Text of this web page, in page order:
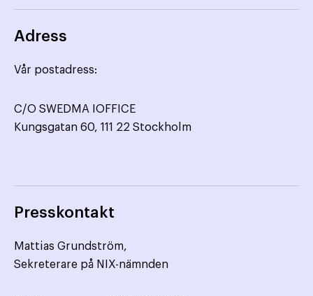
Adress
Vår postadress:
C/O SWEDMA IOFFICE
Kungsgatan 60, 111 22 Stockholm
Presskontakt
Mattias Grundström,
Sekreterare på NIX-nämnden